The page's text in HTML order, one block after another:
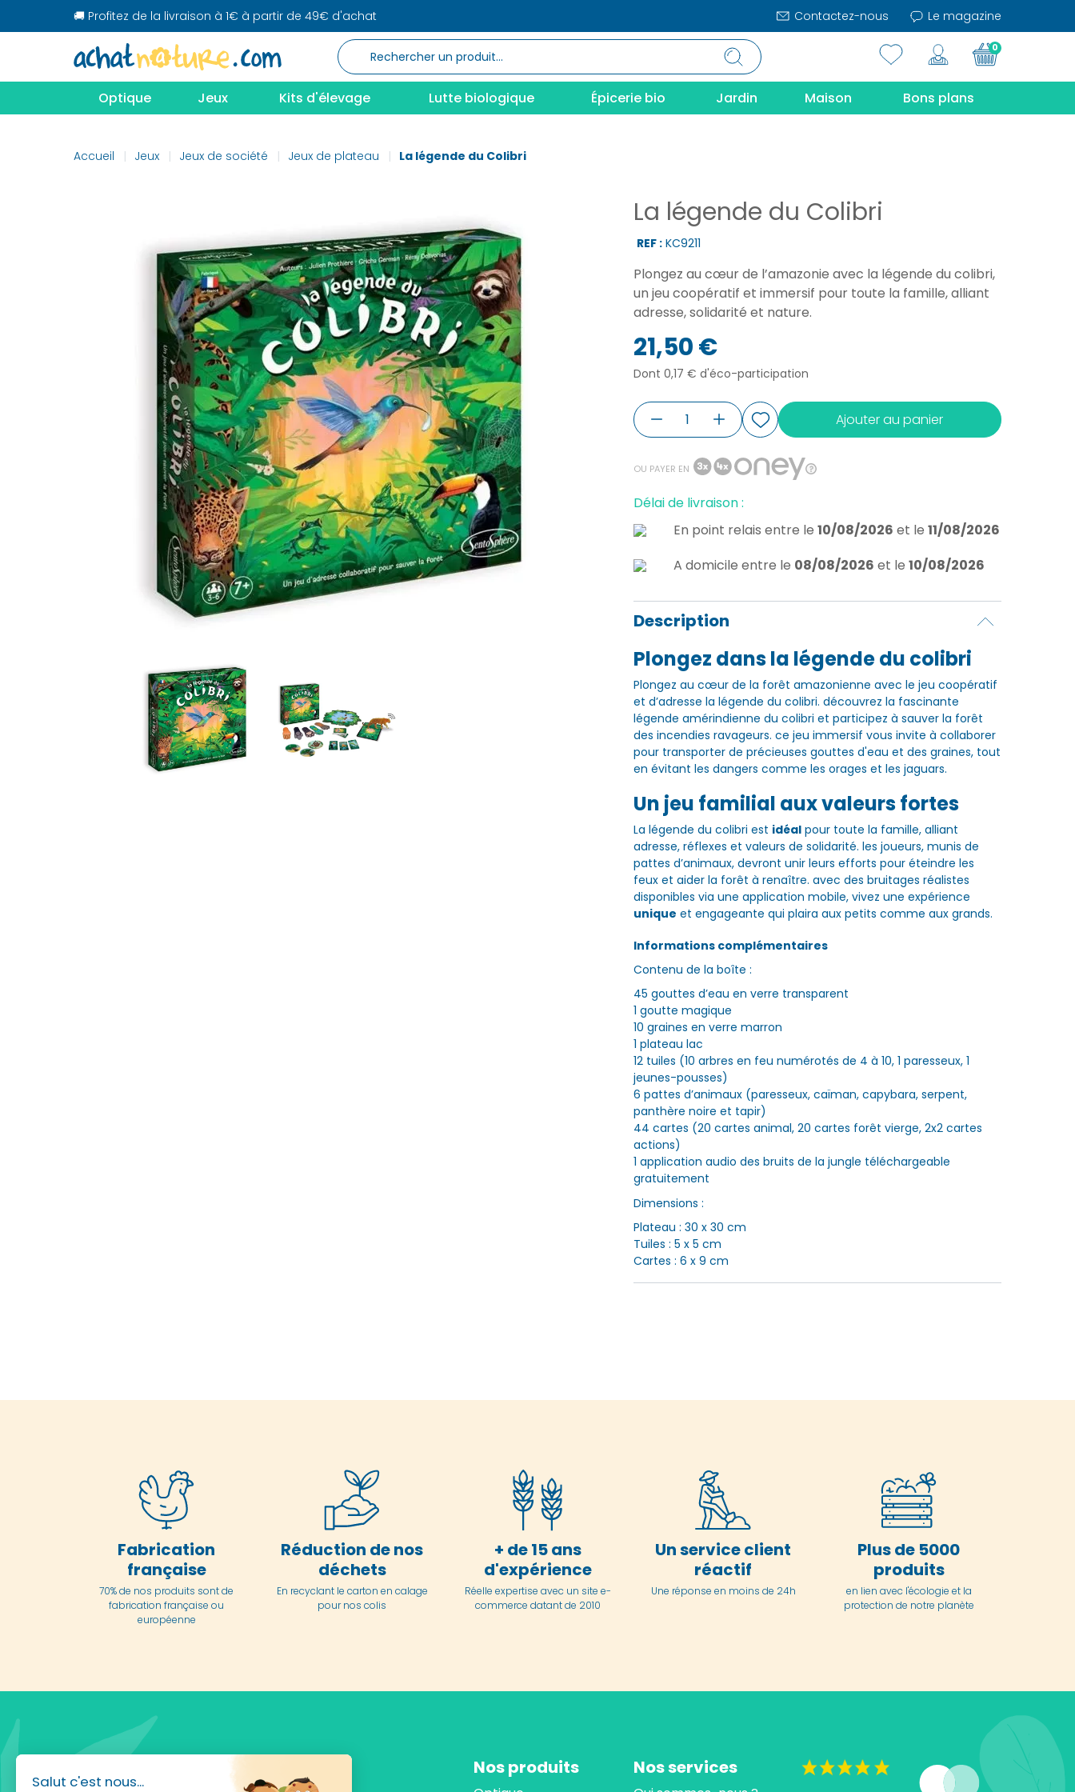
Salut c'est nous...
🚚 Profitez de la livraison à 1€ à partir de 49€ d'achat Contactez-nous Le magazine
0
Optique Jeux Kits d'élevage Lutte biologique Épicerie bio Jardin Maison Bons plans
Accueil Jeux Jeux de société Jeux de plateau La légende du Colibri
La légende du Colibri
REF : KC9211
Plongez au cœur de l’amazonie avec la légende du colibri,
un jeu coopératif et immersif pour toute la famille, alliant
adresse, solidarité et nature.
21,50 €
Dont 0,17 € d'éco-participation
Ajouter au panier
OU PAYER EN
Délai de livraison :
En point relais entre le 10/08/2026 et le 11/08/2026
A domicile entre le 08/08/2026 et le 10/08/2026
Description
Plongez dans la légende du colibri
Plongez au cœur de la forêt amazonienne avec le jeu coopératif
et d’adresse la légende du colibri. découvrez la fascinante
légende amérindienne du colibri et participez à sauver la forêt
des incendies ravageurs. ce jeu immersif vous invite à collaborer
pour transporter de précieuses gouttes d'eau et des graines, tout
en évitant les dangers comme les orages et les jaguars.
Un jeu familial aux valeurs fortes
La légende du colibri est idéalpour toute la famille, alliant
adresse, réflexes et valeurs de solidarité. les joueurs, munis de
pattes d’animaux, devront unir leurs efforts pour éteindre les
feux et aider la forêt à renaître. avec des bruitages réalistes
disponibles via une application mobile, vivez une expérience
unique et engageante qui plaira aux petits comme aux grands.
Informations complémentaires
Contenu de la boîte :
45 gouttes d’eau en verre transparent
1 goutte magique
10 graines en verre marron
1 plateau lac
12 tuiles (10 arbres en feu numérotés de 4 à 10, 1 paresseux, 1
jeunes-pousses)
6 pattes d’animaux (paresseux, caïman, capybara, serpent,
panthère noire et tapir)
44 cartes (20 cartes animal, 20 cartes forêt vierge, 2x2 cartes
actions)
1 application audio des bruits de la jungle téléchargeable
gratuitement
Dimensions :
Plateau : 30 x 30 cm
Tuiles : 5 x 5 cm
Cartes : 6 x 9 cm
Fabrication
française
70% de nos produits sont de
fabrication française ou
européenne
Réduction de nos
déchets
En recyclant le carton en calage
pour nos colis
+ de 15 ans
d'expérience
Réelle expertise avec un site e-
commerce datant de 2010
Un service client
réactif
Une réponse en moins de 24h
Plus de 5000
produits
en lien avec l'écologie et la
protection de notre planète
Nos produits Nos services